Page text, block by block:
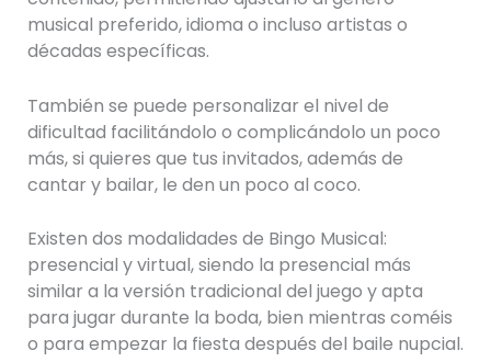
musical preferido, idioma o incluso artistas o
décadas específicas.
También se puede personalizar el nivel de
dificultad facilitándolo o complicándolo un poco
más, si quieres que tus invitados, además de
cantar y bailar, le den un poco al coco.
Existen dos modalidades de Bingo Musical:
presencial y virtual, siendo la presencial más
similar a la versión tradicional del juego y apta
para jugar durante la boda, bien mientras coméis
o para empezar la fiesta después del baile nupcial.